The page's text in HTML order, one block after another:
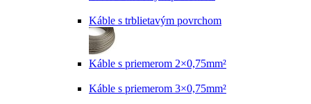
Káble s trblietavým povrchom
Káble s priemerom 2×0,75mm²
Káble s priemerom 3×0,75mm²